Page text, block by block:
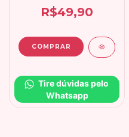
R$49,90
Tire dúvidas pelo
Whatsapp